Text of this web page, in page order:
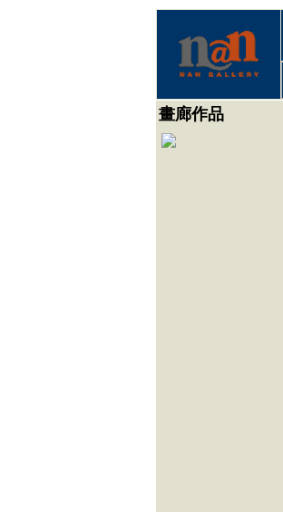
畫廊作品